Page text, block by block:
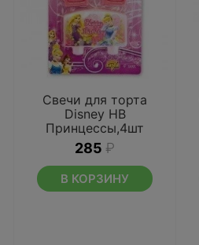
Свечи для торта
Disney HB
Принцессы,4шт
285 ₽
В КОРЗИНУ